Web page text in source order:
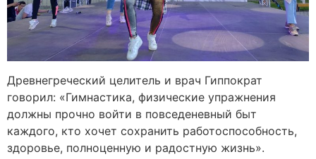
Древнегреческий целитель и врач Гиппократ
говорил: «Гимнастика, физические упражнения
должны прочно войти в повседеневный быт
каждого, кто хочет сохранить работоспособность,
здоровье, полноценную и радостную жизнь».